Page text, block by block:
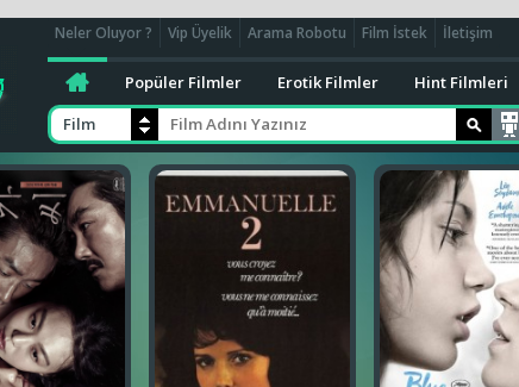
Neler Oluyor ? Vip Üyelik Arama Robotu Film İstek İletişim
Popüler Filmler Erotik Filmler
Hint Filmleri
Film